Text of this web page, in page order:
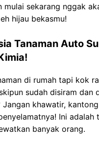
mulai sekarang nggak
hijau bekasmu!
Tanaman Auto
di rumah tapi kok
sudah disiram dan
Jangan khawatir,
Ini adalah
banyak orang.